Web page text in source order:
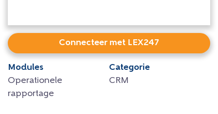
Connecteer met LEX247
Modules
Operationele
rapportage
Categorie
CRM